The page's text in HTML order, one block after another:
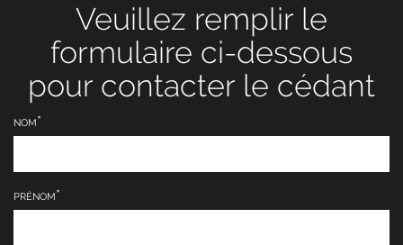
Veuillez remplir le
formulaire ci-dessous
pour contacter le cédant
NOM
PRÉNOM